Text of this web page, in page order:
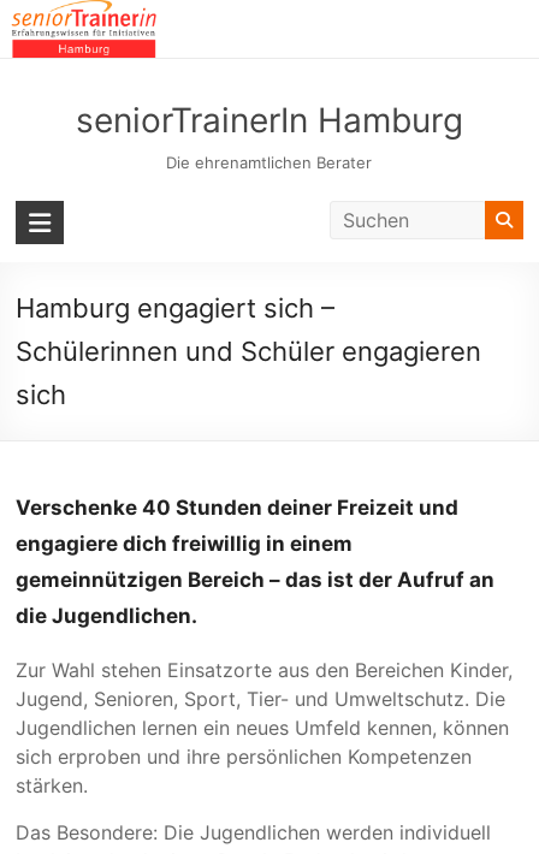
Skip
seniorTrainerIn Hamburg
Die ehrenamtlichen Berater
Hamburg engagiert sich –
Schülerinnen und Schüler engagieren
sich
Verschenke 40 Stunden deiner Freizeit und
engagiere dich freiwillig in einem
gemeinnützigen Bereich – das ist der Aufruf an
die Jugendlichen.
Zur Wahl stehen Einsatzorte aus den Bereichen Kinder,
Jugend, Senioren, Sport, Tier- und Umweltschutz. Die
Jugendlichen lernen ein neues Umfeld kennen, können
sich erproben und ihre persönlichen Kompetenzen
stärken.
Das Besondere: Die Jugendlichen werden individuell